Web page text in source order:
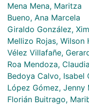
Mena Mena, Maritza
Bueno, Ana Marcela
Giraldo González,
Mellizo Rojas, Wilson
Vélez Villafañe,
Roa Mendoza,
Bedoya Calvo, Isabel
López Gómez, Jenny
Florián Buitrago,